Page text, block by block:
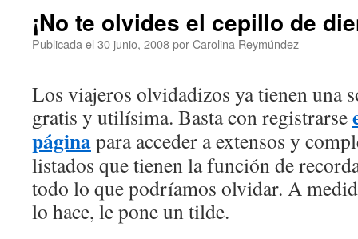
¡No te olvides el cepillo de
Publicada el 30 junio, 2008porCarolina Reymúndez
Los viajeros olvidadizos ya tienen una
gratis y utilísima. Basta con registrarse
páginapara acceder a extensos y
listados que tienen la función de
todo lo que podríamos olvidar. A
lo hace, le pone un tilde.